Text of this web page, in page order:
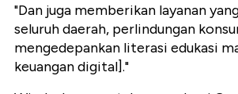
"Dan juga memberikan layanan
seluruh daerah, perlindungan
mengedepankan literasi edukasi
keuangan digital]."